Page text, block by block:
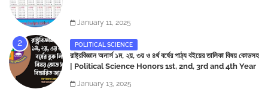
January 11, 2025
POLITICAL SCIENCE
রাষ্ট্রবিজ্ঞান অনার্স ১ম, ২য়, ৩য় ও ৪র্থ বর্ষের পাঠ্য বইয়ের তালিকা বিষয় কোডসহ
| Political Science Honors 1st, 2nd, 3rd and 4th Year
January 13, 2025